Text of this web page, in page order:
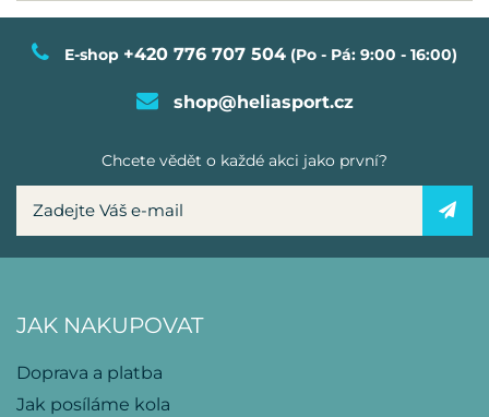
E-shop +420 776 707 504 (Po - Pá: 9:00 - 16:00)
shop@heliasport.cz
Chcete vědět o každé akci jako první?
JAK NAKUPOVAT
Doprava a platba
Jak posíláme kola